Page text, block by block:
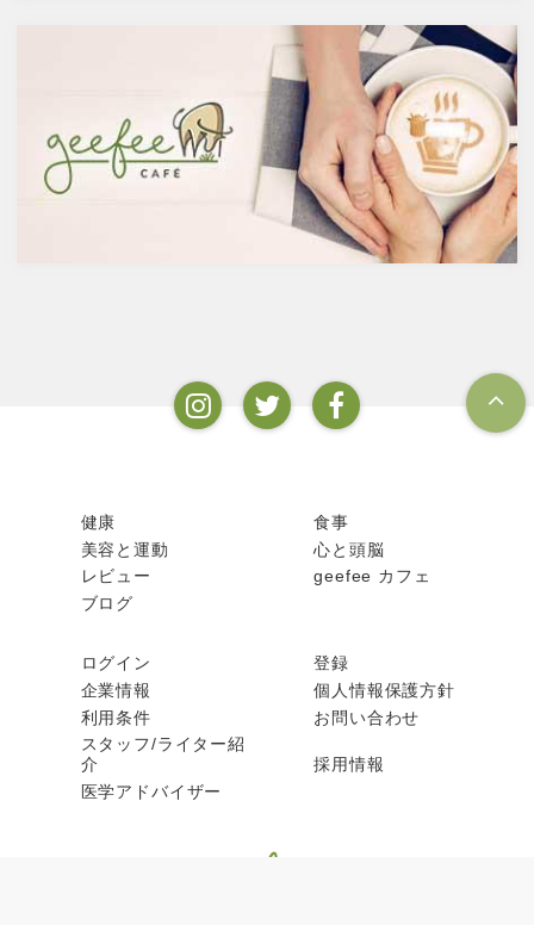
で、蒸留酒は一般的には40度～
50度、最大で90度台のアルコー
ルとなります。以下が主なお酒
の醸造酒と蒸留酒の分類です。
免疫力を向上させる亜鉛の吸収
を助けるケルセチン
免疫力を保つことは、コロナウ
イルスの対策に限らず風邪やイ
ンフルエンザなど、さまざまな
疾患に対して人の体に有益な効
果を与えます。その免疫システ
ムを維持するのに重要な働きを
するのが亜鉛。
健康
食事
美容と運動
心と頭脳
レビュー
geefee カフェ
ブログ
ログイン
登録
企業情報
個人情報保護方針
利用条件
お問い合わせ
スタッフ/ライター紹
介
採用情報
医学アドバイザー